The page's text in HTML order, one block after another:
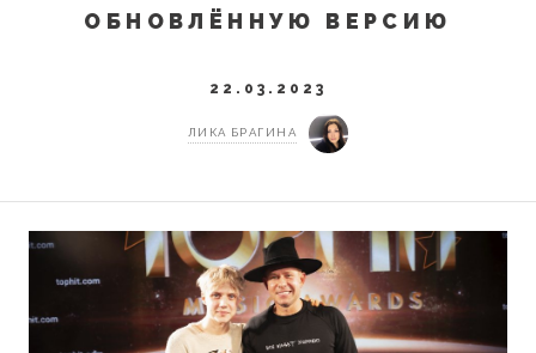
ОБНОВЛЁННУЮ ВЕРСИЮ
22.03.2023
ЛИКА БРАГИНА